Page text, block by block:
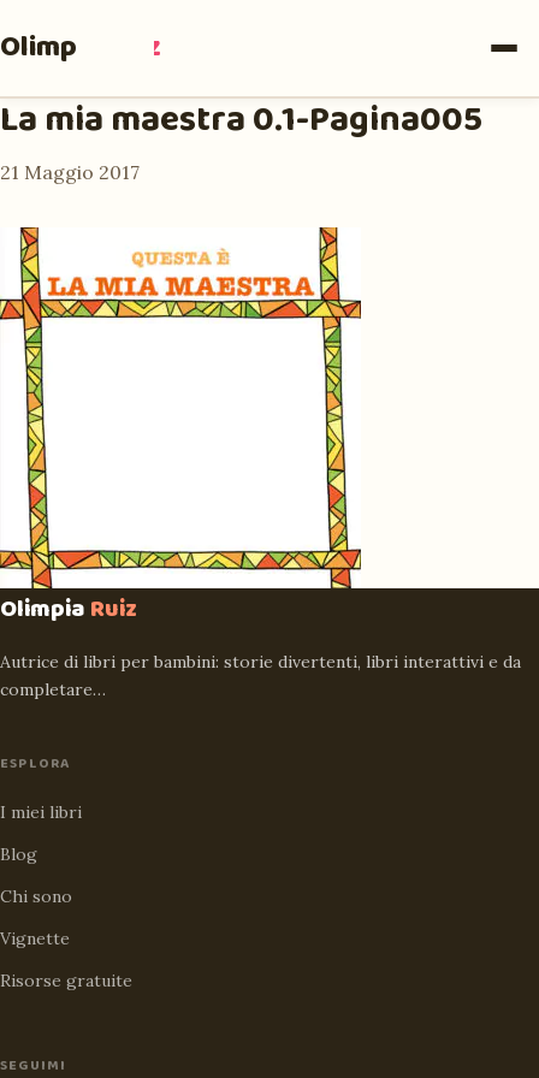
Olimpia Ruiz
La mia maestra 0.1-Pagina005
21 Maggio 2017
OlimpiaRuiz
Autrice di libri per bambini: storie divertenti, libri interattivi e da
completare…
ESPLORA
I miei libri
Blog
Chi sono
Vignette
Risorse gratuite
SEGUIMI